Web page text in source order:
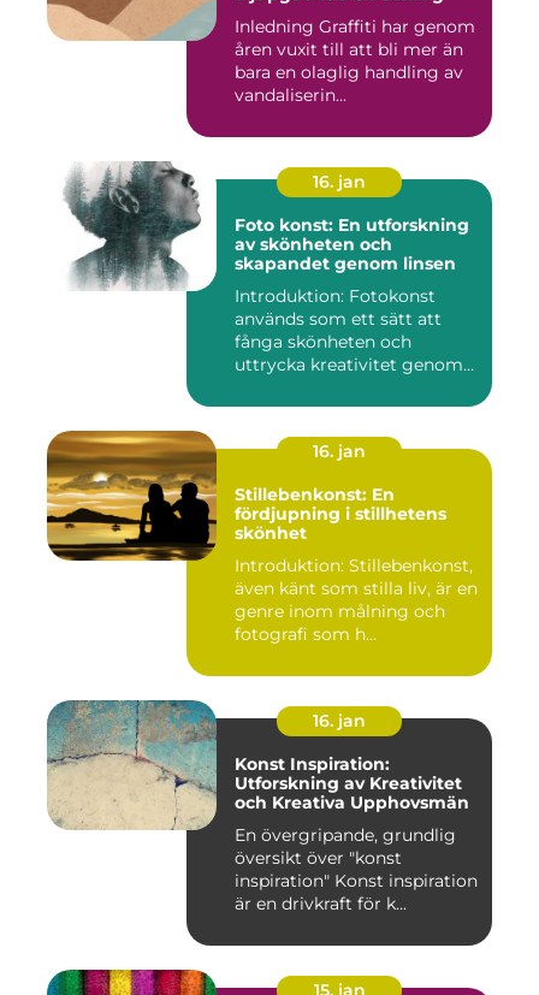
Inledning Graffiti har genom
åren vuxit till att bli mer än
bara en olaglig handling av
vandaliserin...
16. jan
Foto konst: En utforskning
av skönheten och
skapandet genom linsen
Introduktion: Fotokonst
används som ett sätt att
fånga skönheten och
uttrycka kreativitet genom
16. jan
Stillebenkonst: En
fördjupning i stillhetens
skönhet
Introduktion: Stillebenkonst,
även känt som stilla liv, är en
genre inom målning och
fotografi som h...
16. jan
Konst Inspiration:
Utforskning av Kreativitet
och Kreativa Upphovsmän
En övergripande, grundlig
översikt över "konst
inspiration" Konst inspiration
är en drivkraft för k...
15. jan